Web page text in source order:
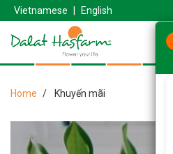
Vietnamese English
Home Khuyến mãi